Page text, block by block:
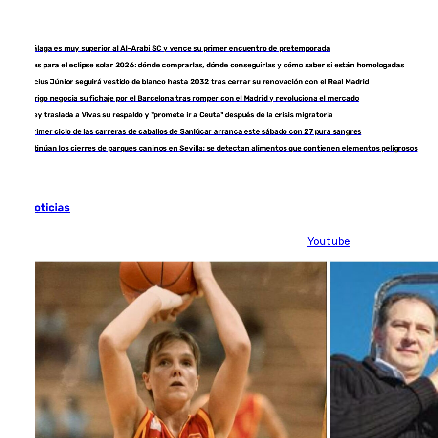
Youtube
El Málaga es muy superior al Al-Arabi SC y vence su primer encuentro de pretemporada
Gafas para el eclipse solar 2026: dónde comprarlas, dónde conseguirlas y cómo saber si están homologadas
Vinícius Júnior seguirá vestido de blanco hasta 2032 tras cerrar su renovación con el Real Madrid
Rodrigo negocia su fichaje por el Barcelona tras romper con el Madrid y revoluciona el mercado
El Rey traslada a Vivas su respaldo y "promete ir a Ceuta" después de la crisis migratoria
El primer ciclo de las carreras de caballos de Sanlúcar arranca este sábado con 27 pura sangres
Continúan los cierres de parques caninos en Sevilla: se detectan alimentos que contienen elementos peligrosos
Más noticias